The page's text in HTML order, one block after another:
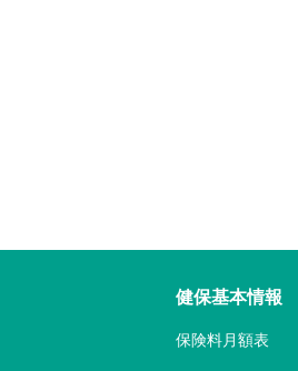
健保基本情報
保険料月額表